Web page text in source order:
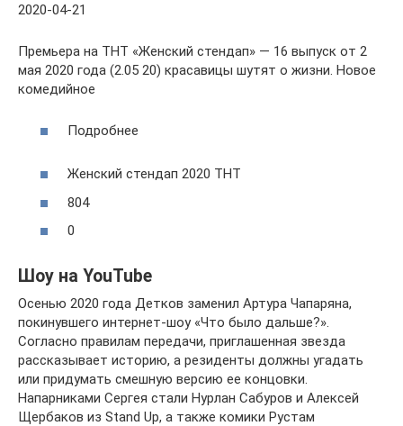
2020-04-21
Премьера на ТНТ «Женский стендап» — 16 выпуск от 2
мая 2020 года (2.05 20) красавицы шутят о жизни. Новое
комедийное
Подробнее
Женский стендап 2020 ТНТ
804
0
Шоу на YouTube
Осенью 2020 года Детков заменил Артура Чапаряна,
покинувшего интернет-шоу «Что было дальше?».
Согласно правилам передачи, приглашенная звезда
рассказывает историю, а резиденты должны угадать
или придумать смешную версию ее концовки.
Напарниками Сергея стали Нурлан Сабуров и Алексей
Щербаков из Stand Up, а также комики Рустам